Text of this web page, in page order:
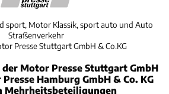
sport, Motor Klassik, sport auto und Auto
Straßenverkehr
Presse Stuttgart GmbH & Co.KG
Motor Presse Stuttgart GmbH
Hamburg GmbH & Co. KG
Mehrheitsbeteiligungen